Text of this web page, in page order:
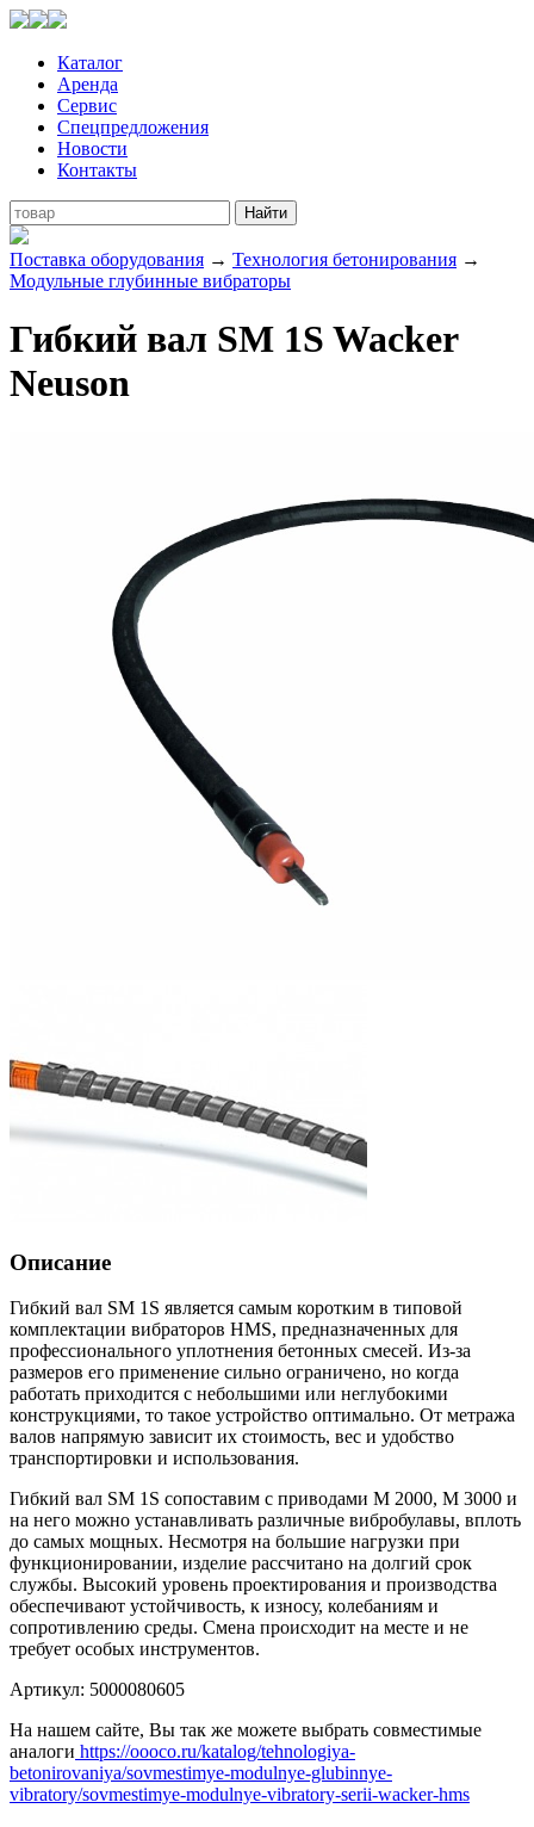
Каталог
Аренда
Сервис
Спецпредложения
Новости
Контакты
Поставка оборудования → Технология бетонирования →
Модульные глубинные вибраторы
Гибкий вал SM 1S Wacker
Neuson
Описание
Гибкий вал SM 1S является самым коротким в типовой
комплектации вибраторов HMS, предназначенных для
профессионального уплотнения бетонных смесей. Из-за
размеров его применение сильно ограничено, но когда
работать приходится с небольшими или неглубокими
конструкциями, то такое устройство оптимально. От метража
валов напрямую зависит их стоимость, вес и удобство
транспортировки и использования.
Гибкий вал SM 1S сопоставим с приводами M 2000, M 3000 и
на него можно устанавливать различные вибробулавы, вплоть
до самых мощных. Несмотря на большие нагрузки при
функционировании, изделие рассчитано на долгий срок
службы. Высокий уровень проектирования и производства
обеспечивают устойчивость, к износу, колебаниям и
сопротивлению среды. Смена происходит на месте и не
требует особых инструментов.
Артикул: 5000080605
На нашем сайте, Вы так же можете выбрать совместимые
аналоги https://oooco.ru/katalog/tehnologiya-
betonirovaniya/sovmestimye-modulnye-glubinnye-
vibratory/sovmestimye-modulnye-vibratory-serii-wacker-hms